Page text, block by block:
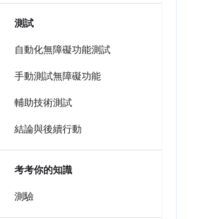
測試
自動化無障礙功能測試
手動測試無障礙功能
輔助技術測試
結論與後續行動
考考你的知識
測驗